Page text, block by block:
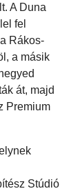
A Duna
fel
Rákos-
a másik
át, majd
Premium
Stúdió